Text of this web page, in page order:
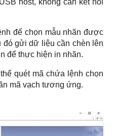
host, không cần kết nối
để chọn mẫu nhãn được
đó gửi dữ liệu cần chèn lên
để thực hiện in nhãn.
quét mã chứa lệnh chọn
mã vạch tương ứng.